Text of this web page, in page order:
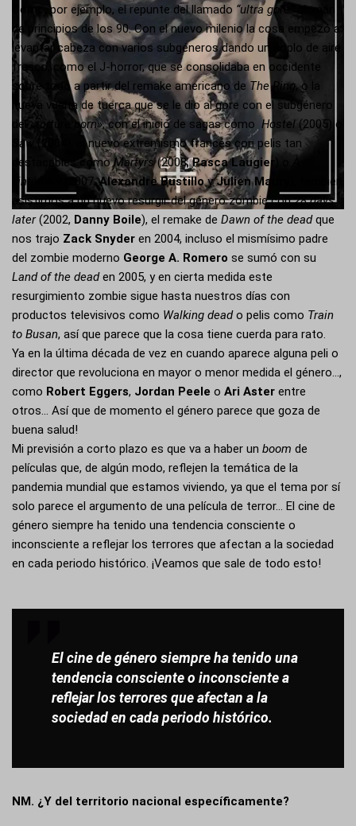
Como, por ejemplo, el repunte del llamado “ultra gore”
alemán
de principios de los 90. Con el nuevo milenio la cosa empezó a
levantar cabeza con varios subgéneros dando un soplo de aire
fresco, como el J-horror, que se consolidaba en occidente
sobre todo a partir del remake americano deThe Ring, o la
nueva vuelta de tuerca que se le dio al gore con el subgénero
del «torture porn», con el inicio de sagas como Hostel (2005) o
Saw
(2004), el nuevo extremismo francés con pelis tan
destacables comoMartyrs(2008,Pasca Laugier
l’intérieur
(2007,Alexandre BustilloyJulien Maury
), también
asistimos a un nuevo resurgir del género zombie con28 days
later(2002, Danny Boile), el remake de Dawn of the deadque
nos trajo Zack Snyder en 2004, incluso el mismísimo padre
del zombie moderno George A. Romero se sumó con su
Land of the deaden 2005, y en cierta medida este
resurgimiento zombie sigue hasta nuestros días con
productos televisivos como Walking deado pelis como Train
to Busan, así que parece que la cosa tiene cuerda para rato.
Ya en la última década de vez en cuando aparece alguna peli o
director que revoluciona en mayor o menor medida el género…,
como Robert Eggers, Jordan Peele o Ari Aster entre
otros… Así que de momento el género parece que goza de
buena salud!
Mi previsión a corto plazo es que va a haber un boom de
películas que, de algún modo, reflejen la temática de la
pandemia mundial que estamos viviendo, ya que el tema por sí
solo parece el argumento de una película de terror… El cine de
género siempre ha tenido una tendencia consciente o
inconsciente a reflejar los terrores que afectan a la sociedad
en cada periodo histórico. ¡Veamos que sale de todo esto!
El cine de género siempre ha tenido una
tendencia consciente o inconsciente a
reflejar los terrores que afectan a la
sociedad en cada periodo histórico.
NM. ¿Y del territorio nacional específicamente?